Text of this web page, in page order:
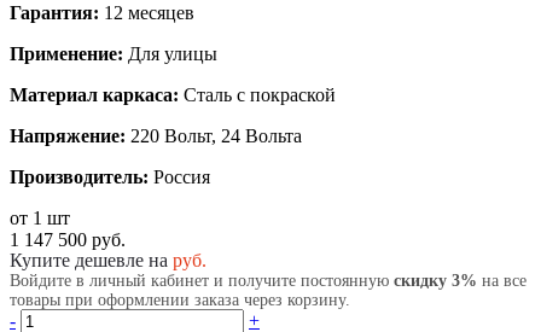
Гарантия: 12 месяцев
Применение: Для улицы
Материал каркаса: Сталь с покраской
Напряжение: 220 Вольт, 24 Вольта
Производитель: Россия
от 1 шт
1 147 500 руб.
Купите дешевле на руб.
Войдите в личный кабинет и получите постоянную скидку 3% на все
товары при оформлении заказа через корзину.
-
+